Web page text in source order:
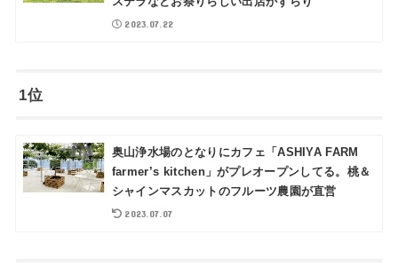
2023.07.22
1位
奥山浄水場のとなりにカフェ「ASHIYA FARM
farmer’s kitchen」がプレオープンしてる。桃＆
シャインマスカットのフルーツ農園が直営
2023.07.07